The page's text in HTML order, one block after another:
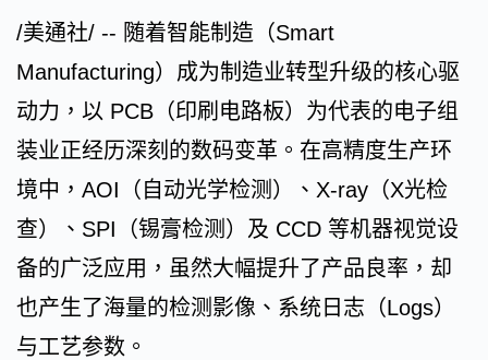
/美通社/ -- 随着智能制造（Smart
Manufacturing）成为制造业转型升级的核心驱
动力，以 PCB（印刷电路板）为代表的电子组
装业正经历深刻的数码变革。在高精度生产环
境中，AOI（自动光学检测）、X-ray（X光检
查）、SPI（锡膏检测）及 CCD 等机器视觉设
备的广泛应用，虽然大幅提升了产品良率，却
也产生了海量的检测影像、系统日志（Logs）
与工艺参数。